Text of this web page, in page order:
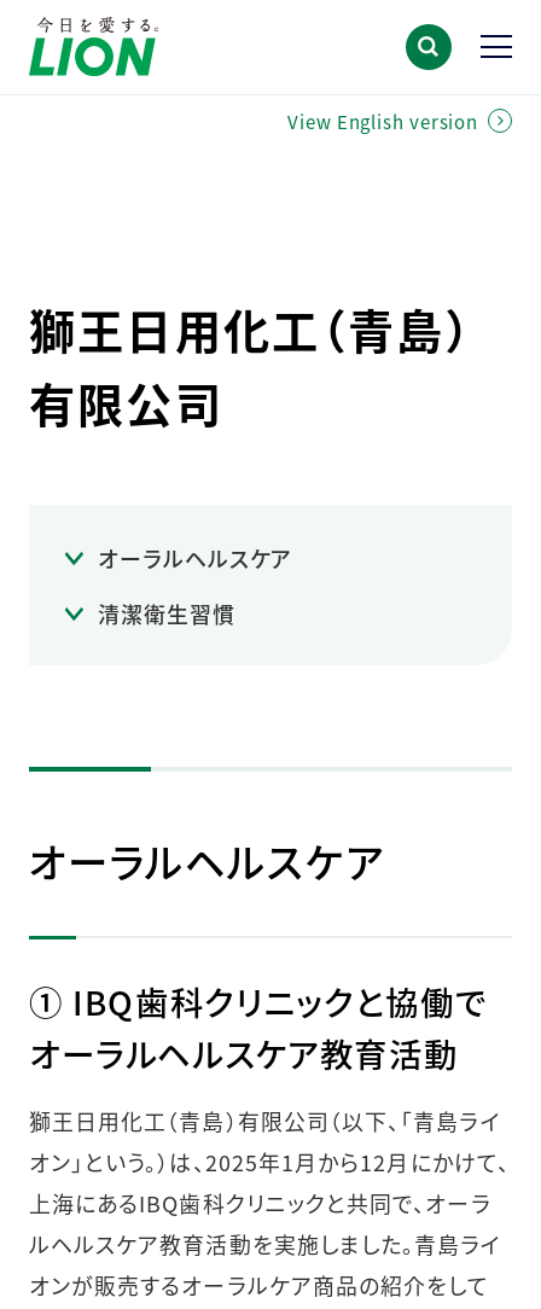
View English version
獅王日用化工（青島）
有限公司
オーラルヘルスケア
清潔衛生習慣
オーラルヘルスケア
① IBQ歯科クリニックと協働で
オーラルヘルスケア教育活動
獅王日用化工（青島）有限公司（以下、「青島ライ
オン」という。）は、2025年1月から12月にかけて、
上海にあるIBQ歯科クリニックと共同で、オーラ
ルヘルスケア教育活動を実施しました。青島ライ
オンが販売するオーラルケア商品の紹介をして